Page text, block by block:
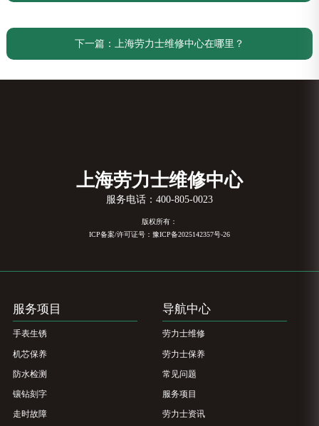
下一篇： 上海劳力士维修中心在哪里？
上海劳力士维修中心
服务电话： 400-805-0023
版权所有：
ICP备案/许可证号：豫ICP备2025142357号-26
服务项目
手表生锈
机芯保养
防水检测
镶钻刻字
走时故障
导航中心
劳力士维修
劳力士保养
常见问题
服务项目
劳力士资讯